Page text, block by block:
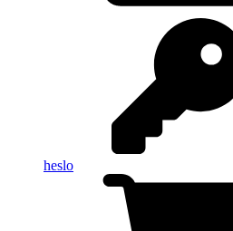
heslo